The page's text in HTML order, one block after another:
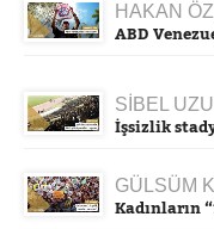
HAKAN
ABD
SİBEL
İşsizlik
GÜLSÜM
Kadınların